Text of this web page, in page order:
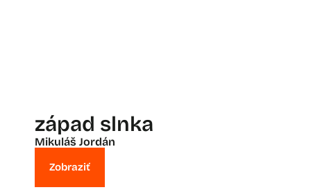
západ slnka
Mikuláš Jordán
Zobraziť